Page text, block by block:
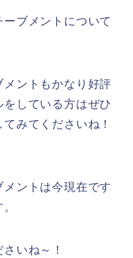
ブメントについて
ントもかなり好評
している方はぜひ
みてくださいね！
ントは今現在です
いね～！